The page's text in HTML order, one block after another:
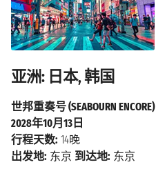
亚洲: 日本, 韩国
世邦重奏号 (SEABOURN ENCORE)|
2028年10月13日
行程天数: 14晚
出发地: 东京 到达地: 东京